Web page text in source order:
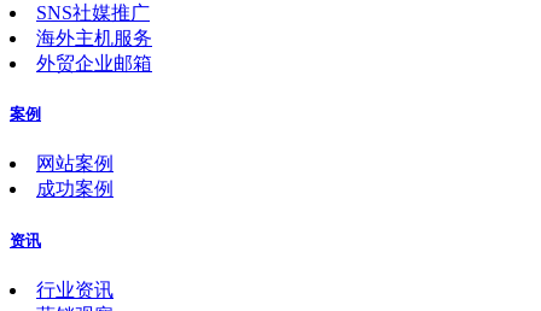
SNS社媒推广
海外主机服务
外贸企业邮箱
案例
网站案例
成功案例
资讯
行业资讯